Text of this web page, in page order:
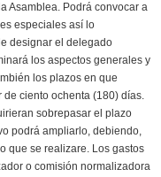
Asamblea. Podrá convocar a
especiales así lo
designar el delegado
los aspectos generales y
los plazos en que
ciento ochenta (180) días.
sobrepasar el plazo
podrá ampliarlo, debiendo,
que se realizare. Los gastos
o comisión normalizadora